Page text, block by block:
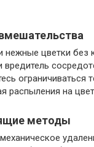
нежные цветки без
ограничиваться
распыления на
методы